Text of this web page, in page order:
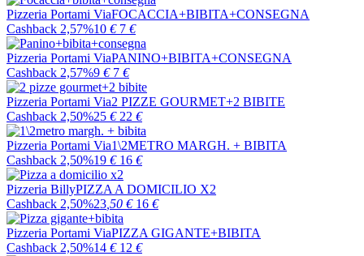
Pizzeria Portami ViaFOCACCIA+BIBITA+CONSEGNA
Cashback 2,57%10 € 7 €
Pizzeria Portami ViaPANINO+BIBITA+CONSEGNA
Cashback 2,57%9 € 7 €
Pizzeria Portami Via2 PIZZE GOURMET+2 BIBITE
Cashback 2,50%25 € 22 €
Pizzeria Portami Via1\2METRO MARGH. + BIBITA
Cashback 2,50%19 € 16 €
Pizzeria BillyPIZZA A DOMICILIO X2
Cashback 2,50%23 ,50 € 16 €
Pizzeria Portami ViaPIZZA GIGANTE+BIBITA
Cashback 2,50%14 € 12 €